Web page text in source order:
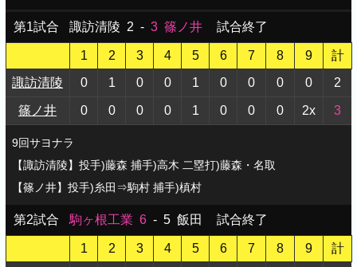
第1試合 諏訪清陵 2 - 3 篠ノ井 試合終了
1 2 3 4 5 6 7 8 9
計
諏訪清陵
0 1 0 0 1 0 0 0 0 2
篠ノ井 0 0 0 0 1 0 0 0 2x 3
9回サヨナラ
【諏訪清陵】投手)藤森 捕手)高木 二塁打)藤森・名取
【篠ノ井】投手)糸田⇒駒村 捕手)槙村
第2試合 駒ヶ根工業 6 - 5 飯田 試合終了
1 2 3 4 5 6 7 8 9
計